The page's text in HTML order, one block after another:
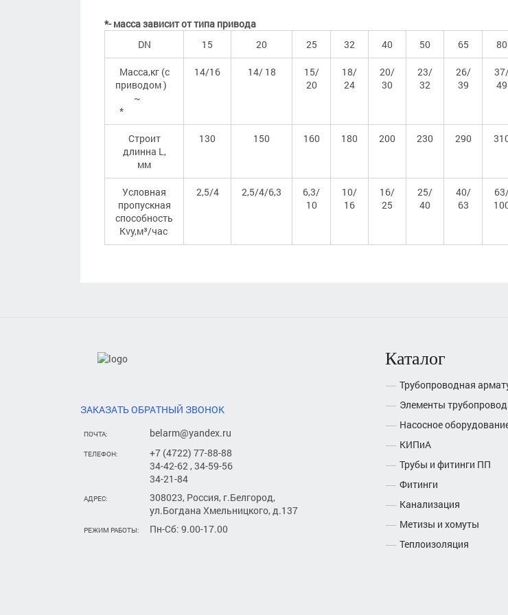
*- масса зависит от типа привода
DN
15 20 25 32 40 50 65 80
Масса,кг (с
приводом )
~
*
14/16 14/ 18
15/
20
18/
24
20/
30
23/
32
26/
39
49
Строит
длинна L,
мм
130 150 160 180 200 230 290
Условная
пропускная
способность
Kvy,м³/час
2,5/4 2,5/4/6,3
6,3/
10
10/
16
16/
25
25/
40
40/
63
ЗАКАЗАТЬ ОБРАТНЫЙ ЗВОНОК
ПОЧТА: belarm@yandex.ru
ТЕЛЕФОН:
+7 (4722) 77-88-88
34-42-62 , 34-59-56
34-21-84
АДРЕС:
308023, Россия, г.Белгород,
ул.Богдана Хмельницкого, д.137
РЕЖИМ РАБОТЫ: Пн-Сб: 9.00-17.00
Каталог
Трубопроводная
Элементы
Насосное
КИПиА
Трубы и фитинги ПП
Фитинги
Канализация
Метизы и хомуты
Теплоизоляция